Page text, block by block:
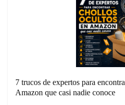
7 trucos de expertos para
Amazon que casi nadie conoce